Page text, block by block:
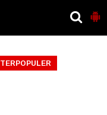
TERPOPULER